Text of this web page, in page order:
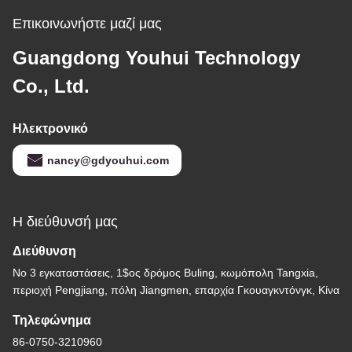
Επικοινωνήστε μαζί μας
Guangdong Youhui Technology
Co., Ltd.
Ηλεκτρονικό
nancy@gdyouhui.com
Η διεύθυνσή μας
Διεύθυνση
Νο 3 εγκαταστάσεις, 1$ος δρόμος Buling, κωμόπολη Tangxia,
περιοχή Pengjiang, πόλη Jiangmen, επαρχία Γκουαγκντόνγκ, Κίνα
Τηλεφώνημα
86-0750-3210960